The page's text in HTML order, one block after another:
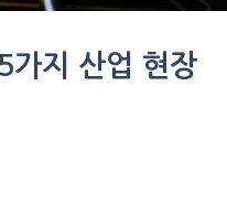
가지 산업 현장